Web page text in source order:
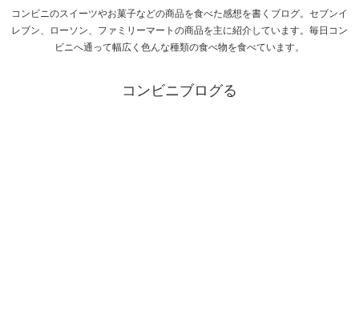
コンビニのスイーツやお菓子などの商品を食べた感想を書くブログ。セブンイ
レブン、ローソン、ファミリーマートの商品を主に紹介しています。毎日コン
ビニへ通って幅広く色んな種類の食べ物を食べています。
コンビニブログる